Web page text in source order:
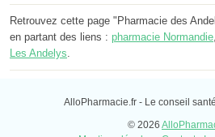
Retrouvez cette page "Pharmacie des
en partant des liens : pharmacie Normandie,
Les Andelys.
AlloPharmacie.fr - Le conseil
© 2026